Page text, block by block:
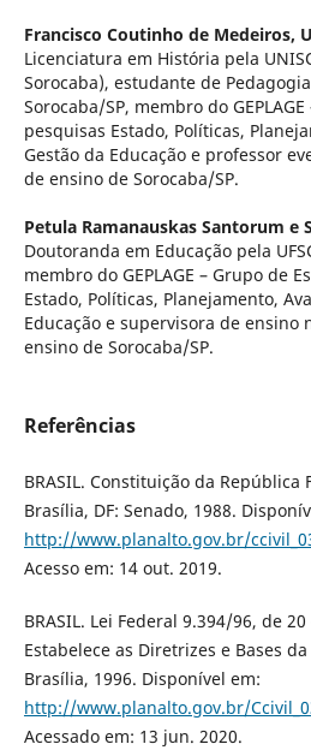
Francisco Coutinho de Medeiros,
Licenciatura em História pela
Sorocaba), estudante de
Sorocaba/SP, membro do
pesquisas Estado, Políticas,
Gestão da Educação e professor
de ensino de Sorocaba/SP.
Petula Ramanauskas Santorum e
Doutoranda em Educação pela
membro do GEPLAGE – Grupo de
Estado, Políticas, Planejamento,
Educação e supervisora de
ensino de Sorocaba/SP.
Referências
BRASIL. Constituição da República
Brasília, DF: Senado, 1988.
http://www.planalto.gov.br/
Acesso em: 14 out. 2019.
BRASIL. Lei Federal 9.394/96, de
Estabelece as Diretrizes e Bases
Brasília, 1996. Disponível em:
http://www.planalto.gov.br/
Acessado em: 13 jun. 2020.